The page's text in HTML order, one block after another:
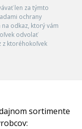
len za týmto
ochrany
odkaz, ktorý vám
odvolať
z ktoréhokoľvek
sortimente